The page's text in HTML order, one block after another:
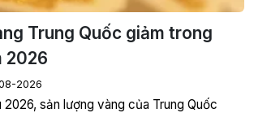
Trung Quốc giảm trong
2026
2026
2026, sản lượng vàng của Trung Quốc